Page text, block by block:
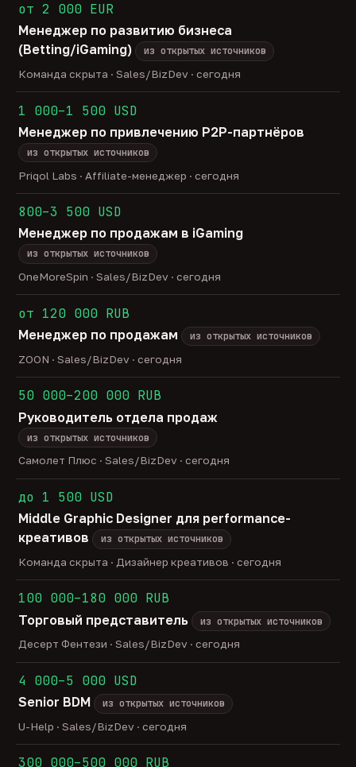
от 2 000 EUR
Менеджер по развитию бизнеса
(Betting/iGaming)
из открытых источников
Команда скрыта · Sales/BizDev · сегодня
1 000–1 500 USD
Менеджер по привлечению P2P-партнёров
из открытых источников
Priqol Labs · Affiliate-менеджер · сегодня
800–3 500 USD
Менеджер по продажам в iGaming
из открытых источников
OneMoreSpin · Sales/BizDev · сегодня
от 120 000 RUB
Менеджер по продажам
из открытых источников
ZOON · Sales/BizDev · сегодня
50 000–200 000 RUB
Руководитель отдела продаж
из открытых источников
Самолет Плюс · Sales/BizDev · сегодня
до 1 500 USD
Middle Graphic Designer для performance-
креативов
из открытых источников
Команда скрыта · Дизайнер креативов · сегодня
100 000–180 000 RUB
Торговый представитель
из открытых источников
Десерт Фентези · Sales/BizDev · сегодня
4 000–5 000 USD
Senior BDM
из открытых источников
U-Help · Sales/BizDev · сегодня
300 000–500 000 RUB